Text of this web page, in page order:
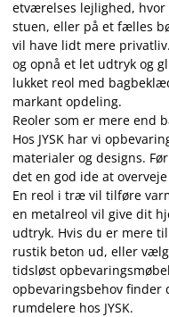
etværelses lejlighed, hvor
stuen, eller på et fælles
vil have lidt mere
og opnå et let udtryk og
lukket reol med
markant opdeling.
Reoler som er mere end
Hos JYSK har vi
materialer og designs.
det en god ide at
En reol i træ vil tilføre
en metalreol vil give dit
udtryk. Hvis du er mere
rustik beton ud, eller
tidsløst
opbevaringsbehov finder
rumdelere hos JYSK.